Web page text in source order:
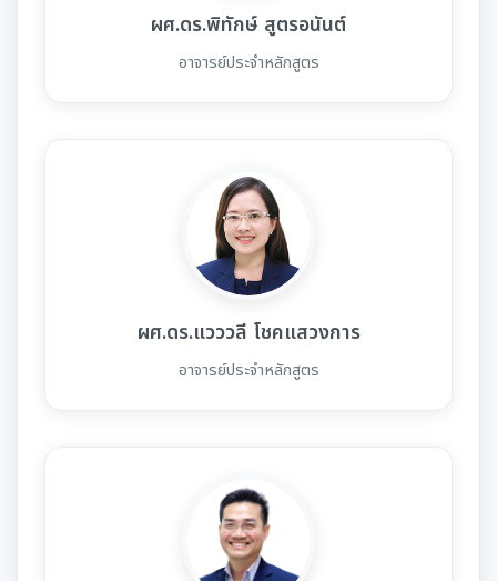
ผศ.ดร.พิทักษ์ สูตรอนันต์
อาจารย์ประจำหลักสูตร
ผศ.ดร.แวววลี โชคแสวงการ
อาจารย์ประจำหลักสูตร